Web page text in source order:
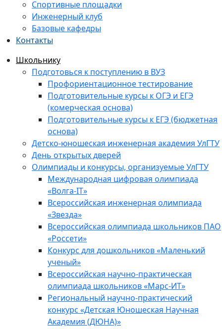
Спортивные площадки
Инженерный клуб
Базовые кафедры
Контакты
Школьнику
Подготовься к поступлению в ВУЗ
Профориентационное тестирование
Подготовительные курсы к ОГЭ и ЕГЭ
(комерческая основа)
Подготовительные курсы к ЕГЭ (бюджетная
основа)
Детско-юношеская инженерная академия УлГТУ
День открытых дверей
Олимпиады и конкурсы, организуемые УлГТУ
Международная цифровая олимпиада
«Волга-IT»
Всероссийская инженерная олимпиада
«Звезда»
Всероссийская олимпиада школьников ПАО
«Россети»
Конкурс для дошкольников «Маленький
ученый»
Всероссийская научно-практическая
олимпиада школьников «Марс-ИТ»
Региональный научно-практический
конкурс «Детская Юношеская Научная
Академия (ДЮНА)»